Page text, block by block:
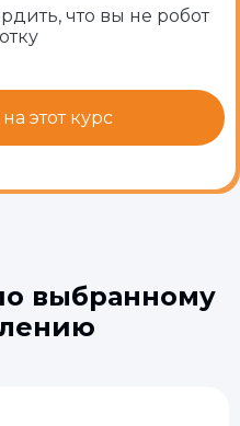
что вы не робот
выбранному